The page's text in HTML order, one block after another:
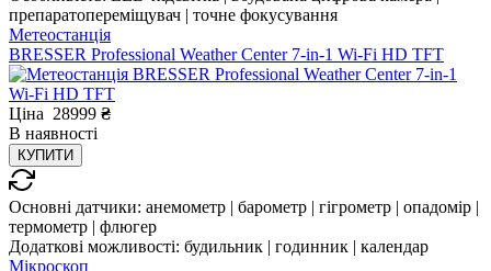
препаратопереміщувач | точне фокусування
Метеостанція
BRESSER Professional Weather Center 7-in-1 Wi-Fi HD TFT
Ціна 28999 ₴
В наявності
КУПИТИ
Основні датчики: анемометр | барометр | гігрометр | опадомір |
термометр | флюгер
Додаткові можливості: будильник | годинник | календар
Мікроскоп